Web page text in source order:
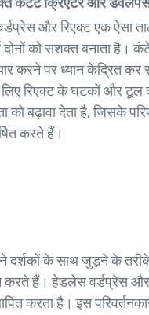
और रिएक्ट एक ऐसा
को सशक्त बनाता है।
करने पर ध्यान केंद्रित
रिएक्ट के घटकों और टूल
को बढ़ावा देता है, जिसके
करते हैं।
के साथ जुड़ने के तरीके
करते हैं। हेडलेस वर्डप्रेस
करता है। इस